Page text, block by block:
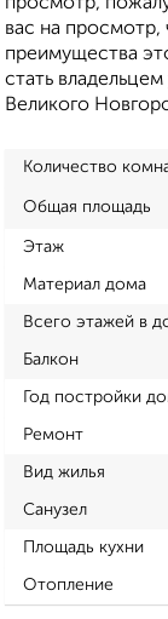
вас на просмотр,
преимущества
стать
Великого
Количество
Общая площадь
Этаж
Материал дома
Всего этажей в
Балкон
Год постройки
Ремонт
Вид жилья
Санузел
Площадь кухни
Отопление